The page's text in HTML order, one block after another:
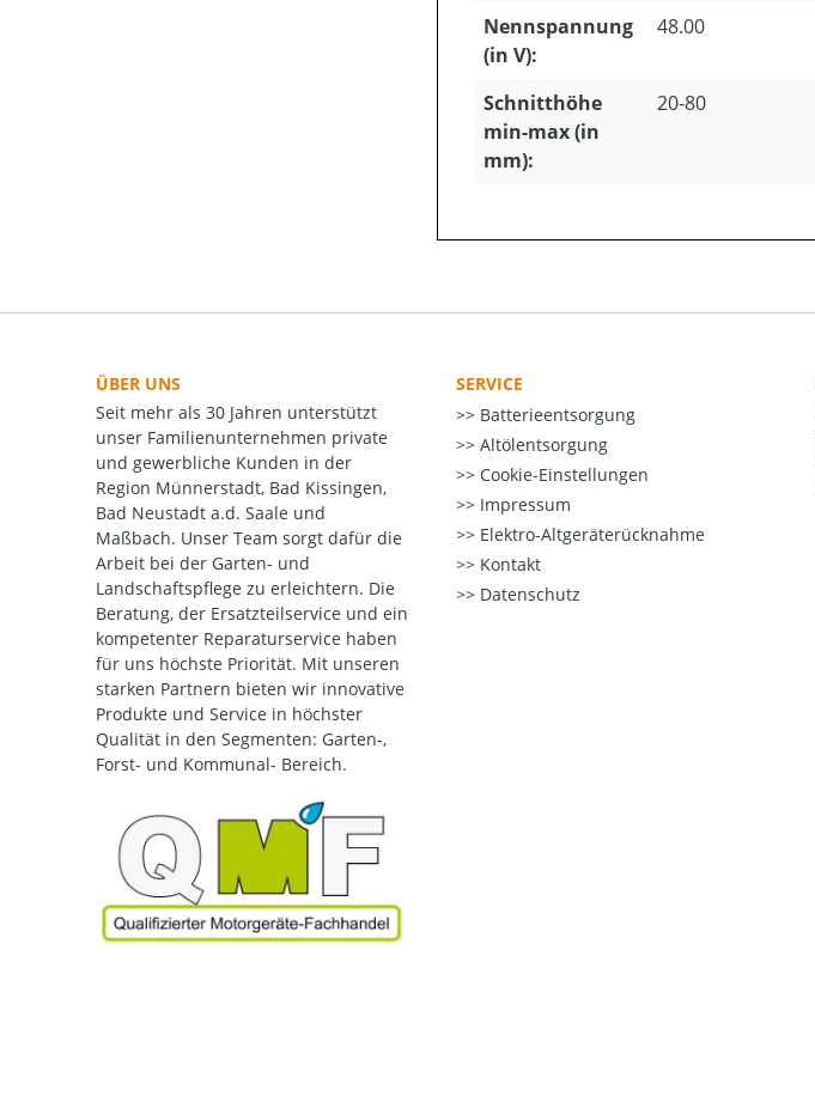
Nennspannung
(in V):
48.00
Schnitthöhe
min-max (in
mm):
20-80
ÜBER UNS
Seit mehr als 30 Jahren unterstützt
unser Familienunternehmen private
und gewerbliche Kunden in der
Region Münnerstadt, Bad Kissingen,
Bad Neustadt a.d. Saale und
Maßbach. Unser Team sorgt dafür die
Arbeit bei der Garten- und
Landschaftspflege zu erleichtern. Die
Beratung, der Ersatzteilservice und ein
kompetenter Reparaturservice haben
für uns höchste Priorität. Mit unseren
starken Partnern bieten wir innovative
Produkte und Service in höchster
Qualität in den Segmenten: Garten-,
Forst- und Kommunal- Bereich.
SERVICE
Batterieentsorgung
Altölentsorgung
Cookie-Einstellungen
Impressum
Elektro-Altgeräterücknahme
Kontakt
Datenschutz